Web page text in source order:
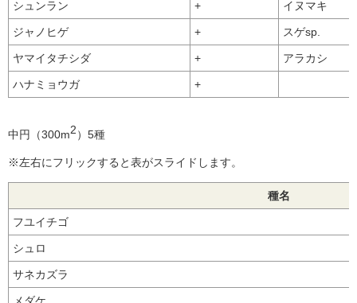
シュンラン + イヌマキ
ジャノヒゲ + スゲsp.
ヤマイタチシダ + アラカシ
ハナミョウガ +
中円（300m2）5種
※左右にフリックすると表がスライドします。
種名
フユイチゴ
シュロ
サネカズラ